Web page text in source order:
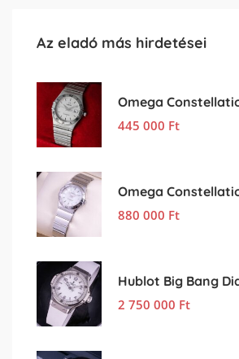
Az eladó más hirdetései
Omega
445 000 Ft
880 000 Ft
Hublot Big Bang
2 750 000 Ft